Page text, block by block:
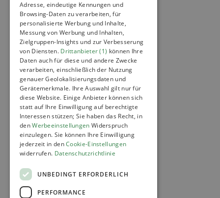
Adresse, eindeutige Kennungen und
Browsing-Daten zu verarbeiten, für
personalisierte Werbung und Inhalte,
Messung von Werbung und Inhalten,
Zielgruppen-Insights und zur Verbesserung
von Diensten. Drittanbieter (1) können Ihre
Daten auch für diese und andere Zwecke
verarbeiten, einschließlich der Nutzung
genauer Geolokalisierungsdaten und
Gerätemerkmale. Ihre Auswahl gilt nur für
diese Website. Einige Anbieter können sich
statt auf Ihre Einwilligung auf berechtigte
Interessen stützen; Sie haben das Recht, in
denWerbeeinstellungen Widerspruch
einzulegen. Sie können Ihre Einwilligung
jederzeit in denCookie-Einstellungen
widerrufen. Datenschutzrichtlinie
UNBEDINGT ERFORDERLICH
PERFORMANCE